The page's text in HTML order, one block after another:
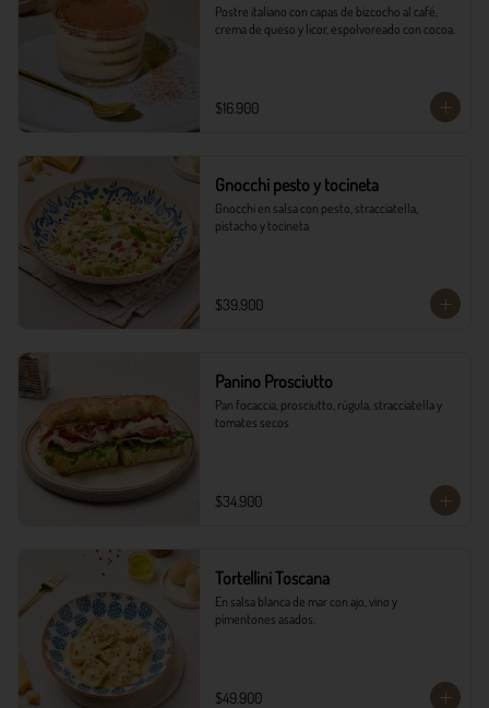
Postre italiano con capas de bizcocho al café,
crema de queso y licor, espolvoreado con cocoa.
$16.900
Gnocchi pesto y tocineta
Gnocchi en salsa con pesto, stracciatella,
pistacho y tocineta
$39.900
Panino Prosciutto
Pan focaccia, prosciutto, rúgula, stracciatella y
tomates secos
$34.900
Tortellini Toscana
En salsa blanca de mar con ajo, vino y
pimentones asados.
$49.900